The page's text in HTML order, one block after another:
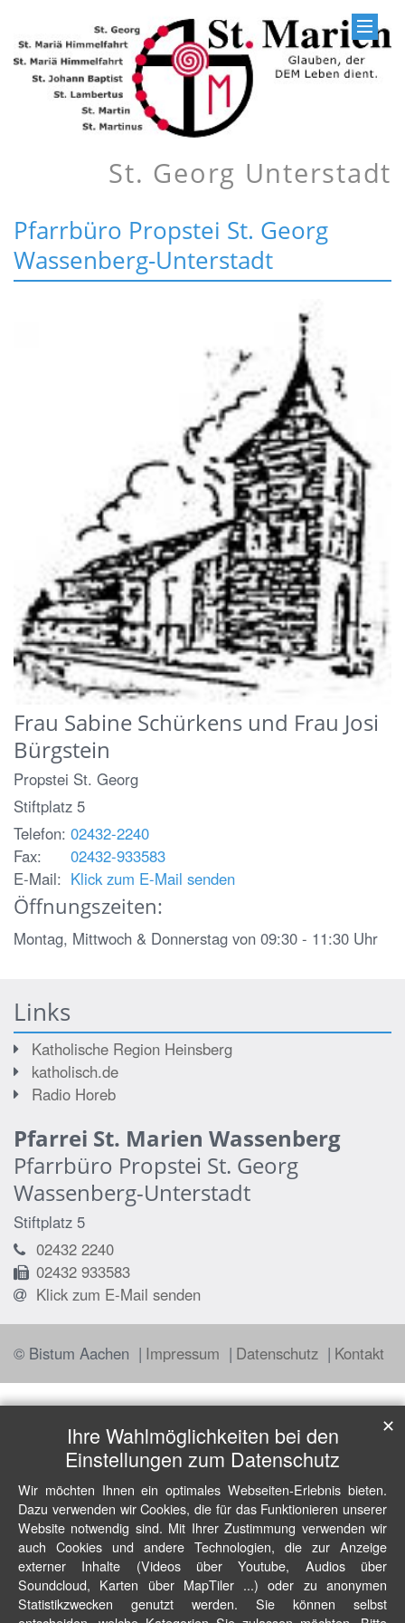
St. Georg Unterstadt
Pfarrbüro Propstei St. Georg
Wassenberg-Unterstadt
Frau Sabine Schürkens und Frau Josi
Bürgstein
Propstei St. Georg
Stiftplatz 5
Telefon: 02432-2240
Fax:
02432-933583
E-Mail: Klick zum E-Mail senden
Öffnungszeiten:
Montag, Mittwoch & Donnerstag von 09:30 - 11:30 Uhr
Links
Katholische Region Heinsberg
katholisch.de
Radio Horeb
Pfarrei St. Marien Wassenberg
Pfarrbüro Propstei St. Georg
Wassenberg-Unterstadt
Stiftplatz 5
02432 2240
02432 933583
Klick zum E-Mail senden
© Bistum Aachen Impressum Datenschutz Kontakt
Ihre Wahlmöglichkeiten bei den
Einstellungen zum Datenschutz
Wir möchten Ihnen ein optimales Webseiten-Erlebnis bieten.
Dazu verwenden wir Cookies, die für das Funktionieren unserer
Website notwendig sind. Mit Ihrer Zustimmung verwenden wir
auch Cookies und andere Technologien, die zur Anzeige
externer Inhalte (Videos über Youtube, Audios über
Soundcloud, Karten über MapTiler ...) oder zu anonymen
Statistikzwecken genutzt werden. Sie können selbst
✕